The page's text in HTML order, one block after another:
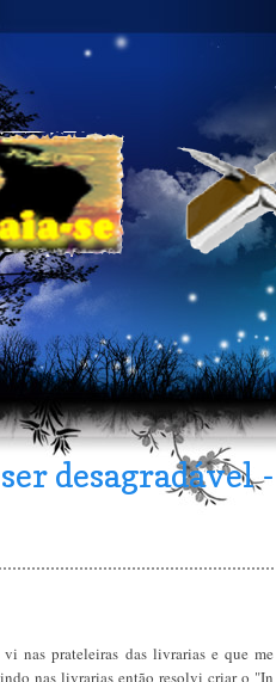
desagradável -
nas prateleiras das livrarias e que me
nas livrarias então resolvi criar o "In